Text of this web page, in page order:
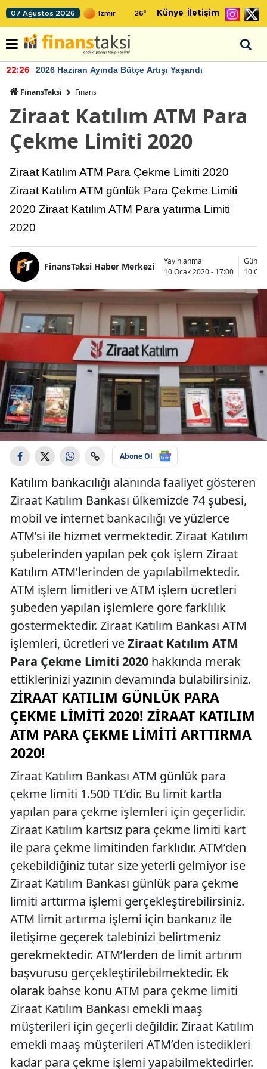
07 Ağustos 2026 26° Künye İletişim
22:26 2026 Haziran Ayında Bütçe Artışı Yaşandı
FinansTaksi Finans
Ziraat Katılım ATM Para
Çekme Limiti 2020
Ziraat Katılım ATM Para Çekme Limiti 2020
Ziraat Katılım ATM günlük Para Çekme Limiti
2020 Ziraat Katılım ATM Para yatırma Limiti
2020
FinansTaksi Haber Merkezi
Yayınlanma
10 Ocak 2020 - 17:00
10
Abone Ol
Katılım bankacılığı alanında faaliyet gösteren
Ziraat Katılım Bankası ülkemizde 74 şubesi,
mobil ve internet bankacılığı ve yüzlerce
ATM’si ile hizmet vermektedir. Ziraat Katılım
şubelerinden yapılan pek çok işlem Ziraat
Katılım ATM’lerinden de yapılabilmektedir.
ATM işlem limitleri ve ATM işlem ücretleri
şubeden yapılan işlemlere göre farklılık
göstermektedir. Ziraat Katılım Bankası ATM
işlemleri, ücretleri veZiraat Katılım ATM
Para Çekme Limiti 2020 hakkında merak
ettiklerinizi yazının devamında bulabilirsiniz.
ZIRAAT KATILIM GÜNLÜK PARA
ÇEKME LIMITI 2020! ZIRAAT KATILIM
ATM PARA ÇEKME LIMITI ARTTIRMA
2020!
Ziraat Katılım Bankası ATM günlük para
çekme limiti 1.500 TL’dir. Bu limit kartla
yapılan para çekme işlemleri için geçerlidir.
Ziraat Katılım kartsız para çekme limiti kart
ile para çekme limitinden farklıdır. ATM’den
çekebildiğiniz tutar size yeterli gelmiyor ise
Ziraat Katılım Bankası günlük para çekme
limiti arttırma işlemi gerçekleştirebilirsiniz.
ATM limit artırma işlemi için bankanız ile
iletişime geçerek talebinizi belirtmeniz
gerekmektedir. ATM’lerden de limit artırım
başvurusu gerçekleştirilebilmektedir. Ek
olarak bahse konu ATM para çekme limiti
Ziraat Katılım Bankası emekli maaş
müşterileri için geçerli değildir. Ziraat Katılım
emekli maaş müşterileri ATM’den istedikleri
kadar para çekme işlemi yapabilmektedirler.